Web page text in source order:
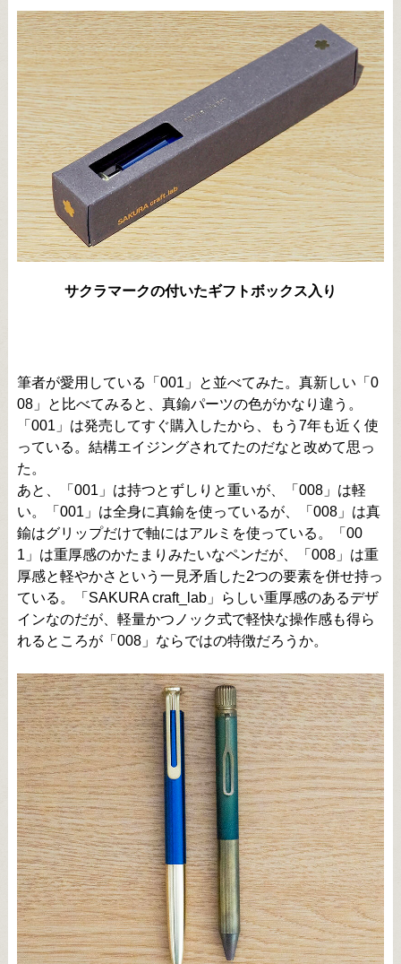
サクラマークの付いたギフトボックス入り
筆者が愛用している「001」と並べてみた。真新しい「0
08」と比べてみると、真鍮パーツの色がかなり違う。
「001」は発売してすぐ購入したから、もう7年も近く使
っている。結構エイジングされてたのだなと改めて思っ
た。
あと、「001」は持つとずしりと重いが、「008」は軽
い。「001」は全身に真鍮を使っているが、「008」は真
鍮はグリップだけで軸にはアルミを使っている。「00
1」は重厚感のかたまりみたいなペンだが、「008」は重
厚感と軽やかさという一見矛盾した2つの要素を併せ持っ
ている。「SAKURA craft_lab」らしい重厚感のあるデザ
インなのだが、軽量かつノック式で軽快な操作感も得ら
れるところが「008」ならではの特徴だろうか。